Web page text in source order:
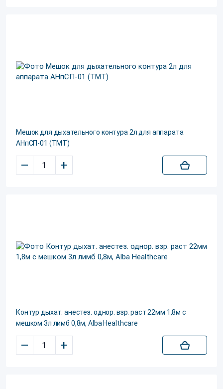
Мешок для дыхательного контура 2л для аппарата
АНпСП-01 (ТМТ)
– +
Контур дыхат. анестез. однор. взр. раст 22мм 1,8м с
мешком 3л лимб 0,8м, Alba Healthcare
– +